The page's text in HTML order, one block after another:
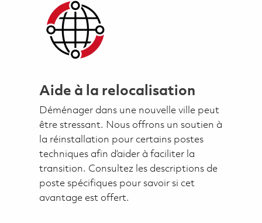
Aide à la relocalisation
Déménager dans une nouvelle ville peut
être stressant. Nous offrons un soutien à
la réinstallation pour certains postes
techniques afin d’aider à faciliter la
transition. Consultez les descriptions de
poste spécifiques pour savoir si cet
avantage est offert.